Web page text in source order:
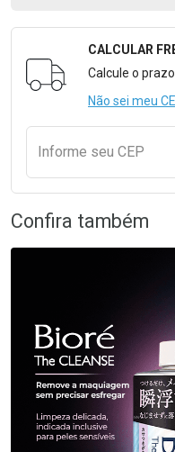
Formulário para
CALCULAR
Calcule o
Não sei meu
Informe seu CEP
Confira também